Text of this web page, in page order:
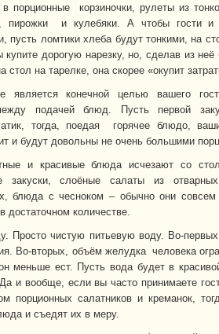
в порционные корзиночки, рулеты из
пирожки и кулебяки. А чтобы гости и
пусть ломтики хлеба будут тонкими, на
дорогую нарезку, но, сделав из неё
стол на тарелке, она скорее «окупит
является конечной целью вашего
подачей блюд. Пусть первой
тогда, поедая горячее блюдо,
и будут довольны не очень большими
и красивые блюда исчезают со
закуски, слоёные салаты из
блюда с чесноком – обычно они совсем
достаточном количестве.
Просто чистую питьевую воду. Во-
Во-вторых, объём желудка человека
меньше ест. Пусть вода будет в
и вообще, если вы часто принимаете
порционных салатников и креманок,
и съедят их в меру.